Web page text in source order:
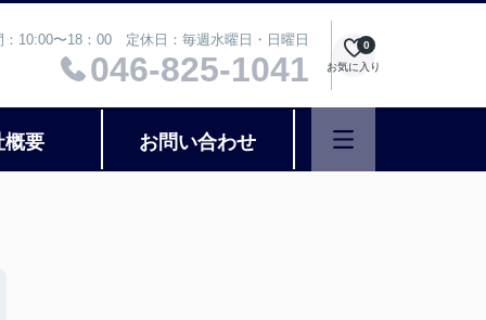
：10:00〜18：00 定休日：毎週水曜日・日曜日
046-825-1041 お気に入り
0
概要 お問い合わせ